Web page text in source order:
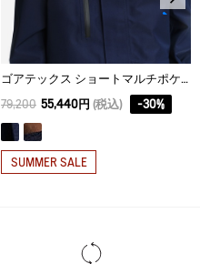
55
ゴアテックス ショートマルチポケットジャケット
79,200 55,440円 (税込) -30%
SUMMER SALE